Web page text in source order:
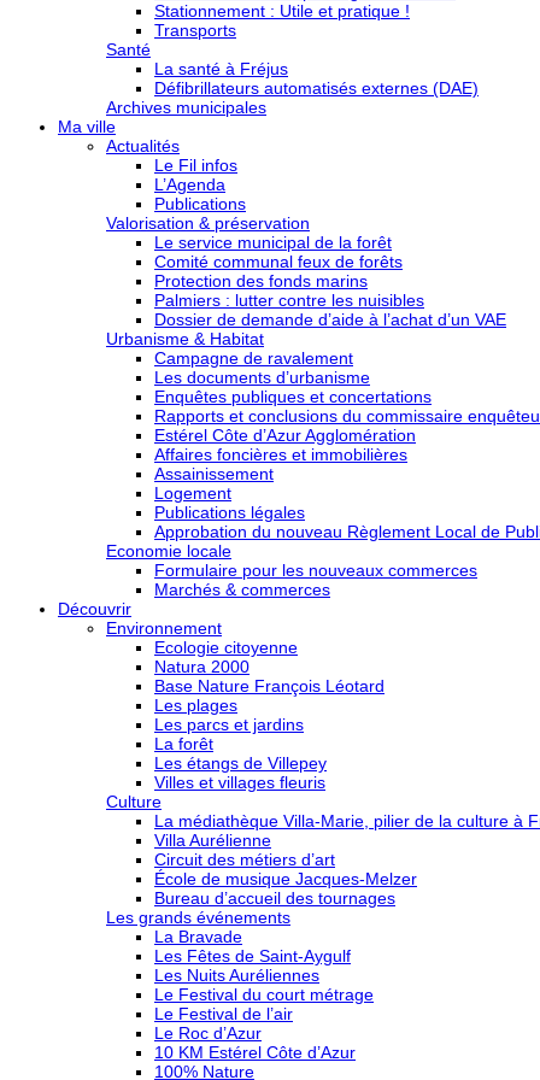
Stationnement : Utile et pratique !
Transports
Santé
La santé à Fréjus
Défibrillateurs automatisés externes (DAE)
Archives municipales
Ma ville
Actualités
Le Fil infos
L’Agenda
Publications
Valorisation & préservation
Le service municipal de la forêt
Comité communal feux de forêts
Protection des fonds marins
Palmiers : lutter contre les nuisibles
Dossier de demande d’aide à l’achat d’un VAE
Urbanisme & Habitat
Campagne de ravalement
Les documents d’urbanisme
Enquêtes publiques et concertations
Rapports et conclusions du commissaire
Estérel Côte d’Azur Agglomération
Affaires foncières et immobilières
Assainissement
Logement
Publications légales
Approbation du nouveau Règlement Local de
Economie locale
Formulaire pour les nouveaux commerces
Marchés & commerces
Découvrir
Environnement
Ecologie citoyenne
Natura 2000
Base Nature François Léotard
Les plages
Les parcs et jardins
La forêt
Les étangs de Villepey
Villes et villages fleuris
Culture
La médiathèque Villa-Marie, pilier de la culture à
Villa Aurélienne
Circuit des métiers d’art
École de musique Jacques-Melzer
Bureau d’accueil des tournages
Les grands événements
La Bravade
Les Fêtes de Saint-Aygulf
Les Nuits Auréliennes
Le Festival du court métrage
Le Festival de l’air
Le Roc d’Azur
10 KM Estérel Côte d’Azur
100% Nature